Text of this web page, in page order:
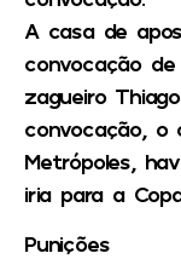
A casa de
convocação
zagueiro
convocação, o
Metrópoles,
iria para a
Punições